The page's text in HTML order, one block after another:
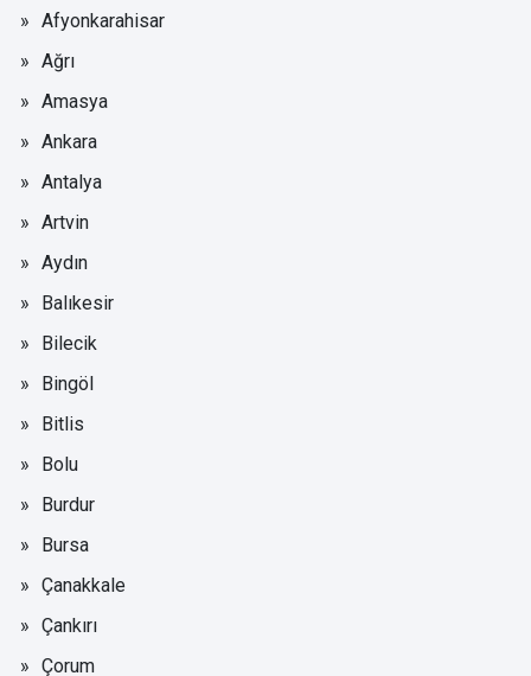
Afyonkarahisar
Ağrı
Amasya
Ankara
Antalya
Artvin
Aydın
Balıkesir
Bilecik
Bingöl
Bitlis
Bolu
Burdur
Bursa
Çanakkale
Çankırı
Çorum